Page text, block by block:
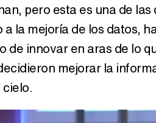
pero esta es una de las
a la mejoría de los datos,
de innovar en aras de lo
mejorar la